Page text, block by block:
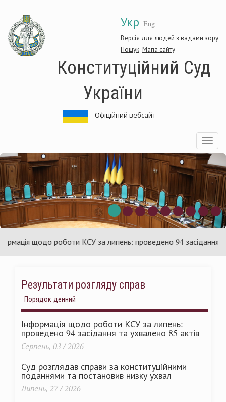
основного
матеріалу
Укр Eng
Версія для людей з вадами зору
Пошук Мапа сайту
Конституційний Суд
України
Офіційний вебсайт
Toggle
Конституційний
Суд
України
щодо роботи КСУ за липень: проведено 94 засідання та
Результати розгляду справ
Порядок денний
Інформація щодо роботи КСУ за липень:
проведено 94 засідання та ухвалено 85 актів
Серпень, 03 / 2026
Суд розглядав справи за конституційними
поданнями та постановив низку ухвал
Липень, 27 / 2026